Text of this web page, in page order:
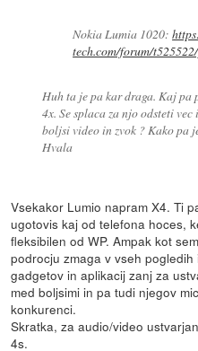
Nokia Lumia 1020:
tech.com/forum/
Huh ta je pa kar draga. Kaj pa
4x. Se splaca za njo odsteti
boljsi video in zvok ? Kako pa
Hvala
Vsekakor Lumio napram X4. Ti
ugotovis kaj od telefona hoces,
fleksibilen od WP. Ampak kot
podrocju zmaga v vseh
gadgetov in aplikacij zanj za
med boljsimi in pa tudi njegov
konkurenci.
Skratka, za audio/video
4s.